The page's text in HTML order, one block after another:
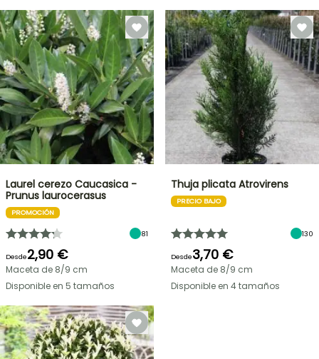
Laurel cerezo Caucasica -
Prunus laurocerasus
PROMOCIÓN
81
Desde2,90 €
Maceta de 8/9 cm
Disponible en 5 tamaños
Thuja plicata Atrovirens
PRECIO BAJO
130
Desde3,70 €
Maceta de 8/9 cm
Disponible en 4 tamaños